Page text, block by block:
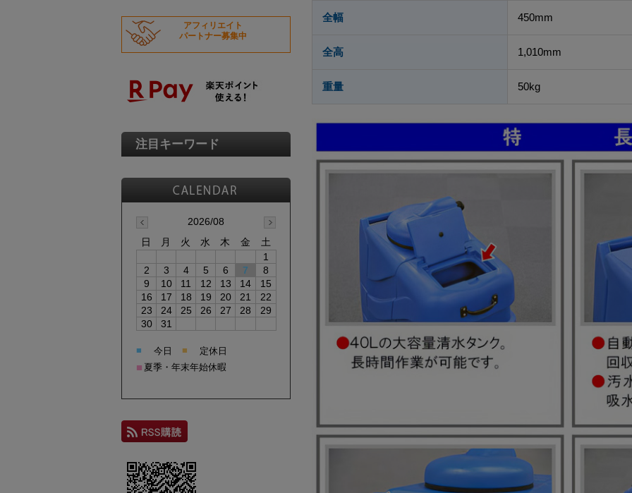
全幅 450mm
全高 1,010mm
重量 50kg
アフィリエイト
パートナー募集中
注目キーワード
2026/08
日
月 火 水 木 金
土
1
2
3 4 5 6 7
8
9
10 11 12 13 14
15
16
17 18 19 20 21
22
23
24 25 26 27 28
29
30
31
■ 今日 ■ 定休日
■ 夏季・年末年始休暇